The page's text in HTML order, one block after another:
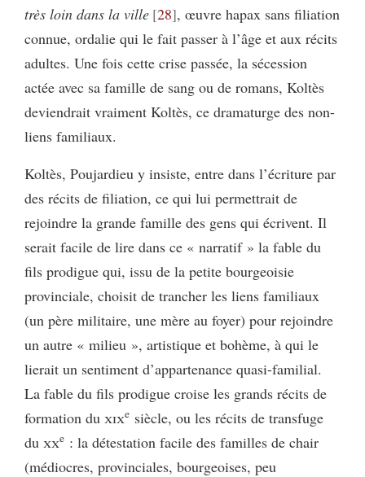
très loin dans la ville 28 , œuvre hapax sans filiation
connue, ordalie qui le fait passer à l’âge et aux récits
adultes. Une fois cette crise passée, la sécession
actée avec sa famille de sang ou de romans, Koltès
deviendrait vraiment Koltès, ce dramaturge des non-
liens familiaux.
Koltès, Poujardieu y insiste, entre dans l’écriture par
des récits de filiation, ce qui lui permettrait de
rejoindre la grande famille des gens qui écrivent. Il
serait facile de lire dans ce « narratif » la fable du
fils prodigue qui, issu de la petite bourgeoisie
provinciale, choisit de trancher les liens familiaux
(un père militaire, une mère au foyer) pour rejoindre
un autre « milieu », artistique et bohème, à qui le
lierait un sentiment d’appartenance quasi-familial.
La fable du fils prodigue croise les grands récits de
formation du xixe siècle, ou les récits de transfuge
du xxe : la détestation facile des familles de chair
(médiocres, provinciales, bourgeoises, peu